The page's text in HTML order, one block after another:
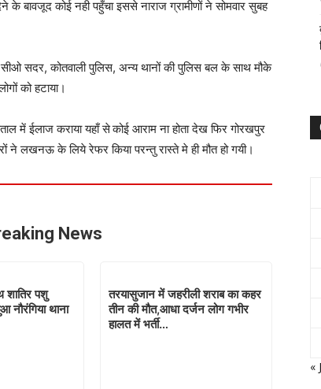
के बावजूद कोई नही पहुँचा इससे नाराज ग्रामीणों ने सोमवार सुबह
सदर, कोतवाली पुलिस, अन्य थानों की पुलिस बल के साथ मौके
को हटाया।
में ईलाज कराया यहाँ सेकोई आराम ना होता देख फिर गोरखपुर
ने लखनऊ के लिये रेफर किया परन्तु रास्ते मे ही मौत हो गयी।
News
पशु
नौरंगिया थाना
तरयासुजान में जहरीली शराब का कहर
तीन की मौत,आधा दर्जन लोग गभीर
हालत में भर्ती…
«